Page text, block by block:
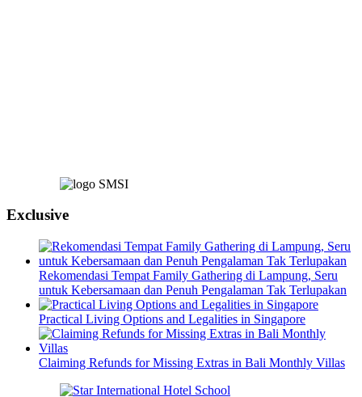
Exclusive
Rekomendasi Tempat Family Gathering di Lampung, Seru
untuk Kebersamaan dan Penuh Pengalaman Tak Terlupakan
Practical Living Options and Legalities in Singapore
Claiming Refunds for Missing Extras in Bali Monthly Villas